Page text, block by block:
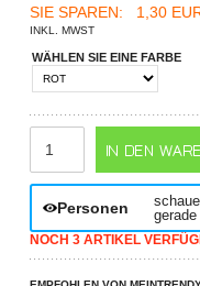
SIE SPAREN: 1,30
INKL. MWST
WÄHLEN SIE EINE FARBE
Personen
gerade
NOCH 3 ARTIKEL